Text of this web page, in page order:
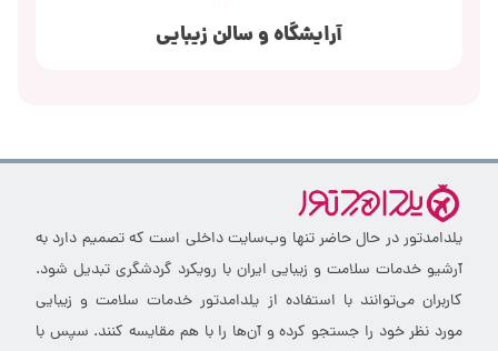
آرایشگاه و سالن زیبایی
یلدامدتور در حال حاضر تنها وب‌سایت داخلی است که تصمیم دارد به
آرشیو خدمات سلامت و زیبایی ایران با رویکرد گردشگری تبدیل شود.
کاربران می‌توانند با استفاده از یلدامدتور خدمات سلامت و زیبایی
مورد نظر خود را جستجو کرده و آن‌ها را با هم مقایسه کنند. سپس با